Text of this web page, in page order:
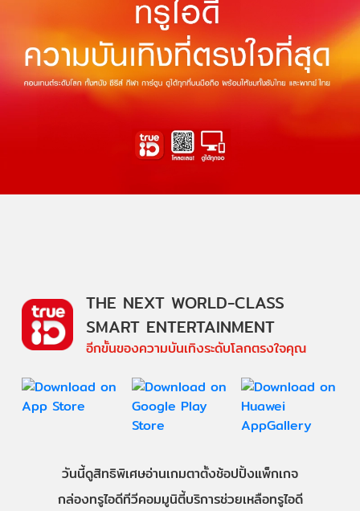
THE NEXT WORLD-CLASS
SMART ENTERTAINMENT
อีกขั้นของความบันเทิงระดับโลกตรงใจคุณ
วันนี้ดูสิทธิพิเศษอ่านเกมตาตั้งช้อปปิ้งแพ็กเกจ
กล่องทรูไอดีทีวีคอมมูนิตี้บริการช่วยเหลือทรูไอดี